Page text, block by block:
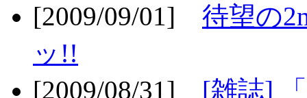
[2009/09/01] 待望の
ッ!!
[2009/08/31] [雑誌]